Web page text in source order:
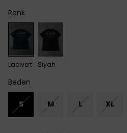
Renk
Lacivert Siyah
Beden
S M L XL